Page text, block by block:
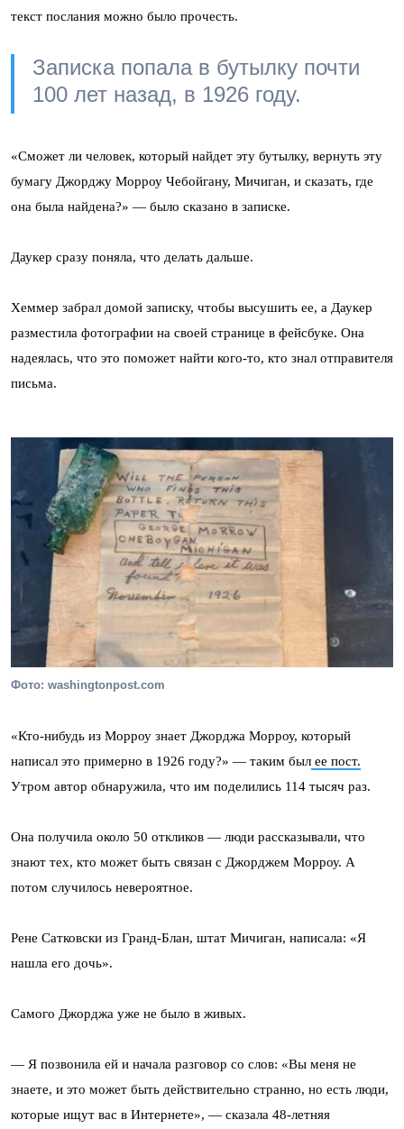
текст послания можно было прочесть.
Записка попала в бутылку почти
100 лет назад, в 1926 году.
«Сможет ли человек, который найдет эту бутылку, вернуть эту
бумагу Джорджу Морроу Чебойгану, Мичиган, и сказать, где
она была найдена?» — было сказано в записке.
Даукер сразу поняла, что делать дальше.
Хеммер забрал домой записку, чтобы высушить ее, а Даукер
разместила фотографии на своей странице в фейсбуке. Она
надеялась, что это поможет найти кого-то, кто знал отправителя
письма.
Фото: washingtonpost.com
«Кто-нибудь из Морроу знает Джорджа Морроу, который
написал это примерно в 1926 году?» — таким был ее пост.
Утром автор обнаружила, что им поделились 114 тысяч раз.
Она получила около 50 откликов — люди рассказывали, что
знают тех, кто может быть связан с Джорджем Морроу. А
потом случилось невероятное.
Рене Сатковски из Гранд-Блан, штат Мичиган, написала: «Я
нашла его дочь».
Самого Джорджа уже не было в живых.
— Я позвонила ей и начала разговор со слов: «Вы меня не
знаете, и это может быть действительно странно, но есть люди,
которые ищут вас в Интернете», — сказала 48-летняя